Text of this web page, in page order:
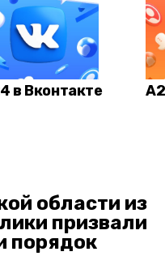
в Вконтакте
области из
призвали
порядок